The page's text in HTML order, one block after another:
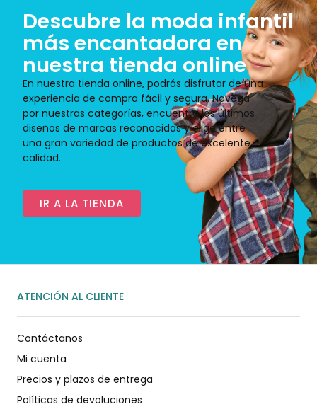
Descubre la moda infantil
más encantadora en
nuestra tienda online
En nuestra tienda online, podrás disfrutar de una
experiencia de compra fácil y segura. Navega
por nuestras categorías, encuentra los últimos
diseños de marcas reconocidas y elige entre
una gran variedad de productos de excelente
calidad.
IR A LA TIENDA
ATENCIÓN AL CLIENTE
Contáctanos
Mi cuenta
Precios y plazos de entrega
Políticas de devoluciones